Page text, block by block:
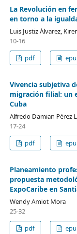
La Revolución en
en torno a la
Luis Justiz Álvarez,
10-16
pdf
Vivencia subjetiva
migración filial: un
Cuba
Alfredo Damian Pérez
17-24
pdf
Planeamiento
propuesta
ExpoCaribe en
Wendy Amiot Mora
25-32
pdf